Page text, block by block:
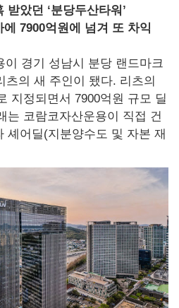
았던 ‘분당두산타워’
7900억원에 넘겨 또 차익
이 경기 성남시 분당 랜드마크
츠의 새 주인이 됐다. 리츠의
지정되면서 7900억원 규모 딜
는 코람코자산운용이 직접 건
셰어딜(지분양수도 및 자본 재